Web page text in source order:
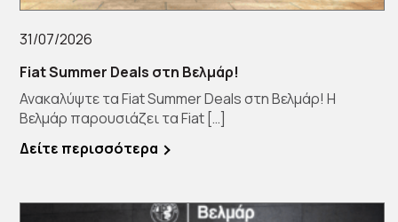
31/07/2026
Fiat Summer Deals στη Βελμάρ!
Ανακαλύψτε τα Fiat Summer Deals στη Βελμάρ! Η
Βελμάρ παρουσιάζει τα Fiat […]
Δείτε περισσότερα